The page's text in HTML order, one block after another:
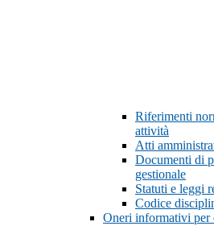
Riferimenti
attività
Atti
Documenti di
gestionale
Statuti e leggi
Codice
Oneri informativi per